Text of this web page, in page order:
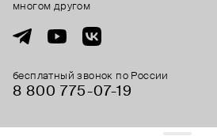
бесплатный звонок по России
8 800 775⁠-07⁠-19
многом другом